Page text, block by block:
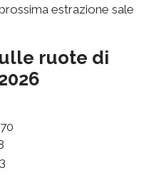
estrazione sale
ruote di